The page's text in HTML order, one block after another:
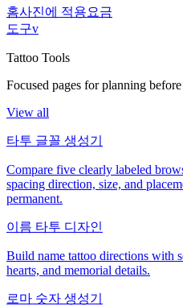
홈사진에 적용요금
도구v
Tattoo Tools
Focused pages for planning
View all
타투 글꼴 생성기
Compare five clearly labeled
spacing direction, size, and
permanent.
이름 타투 디자인
Build name tattoo directions with
hearts, and memorial details.
로마 숫자 생성기